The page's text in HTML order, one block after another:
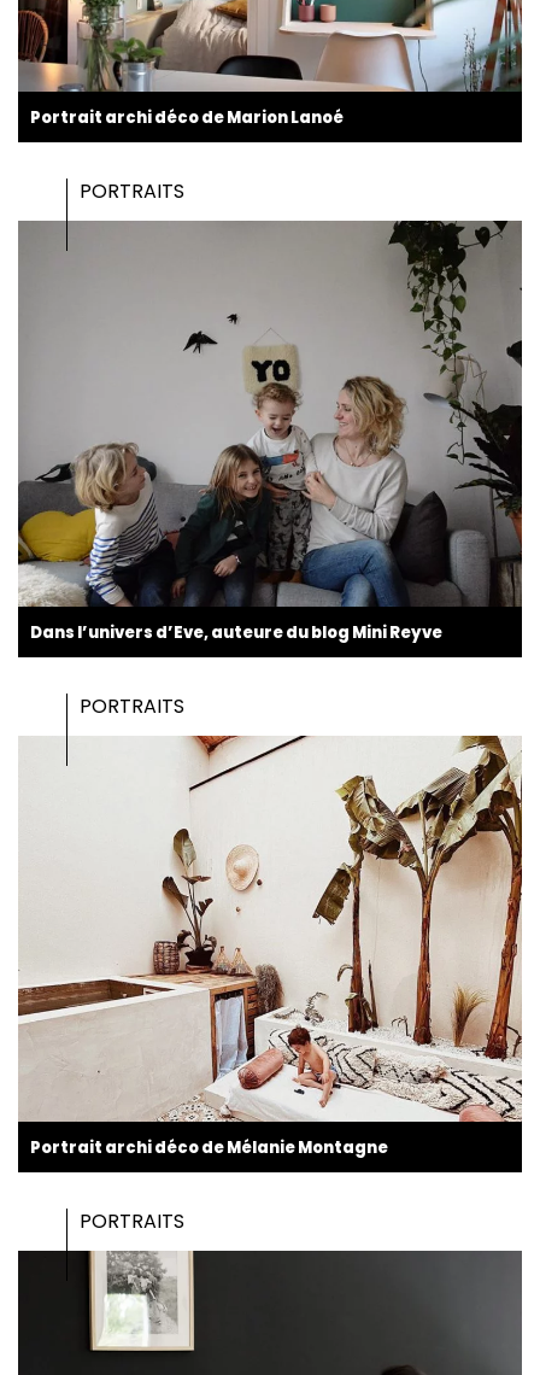
Portrait archi déco de Marion Lanoé
PORTRAITS
Dans l’univers d’Eve, auteure du blog Mini Reyve
PORTRAITS
Portrait archi déco de Mélanie Montagne
PORTRAITS